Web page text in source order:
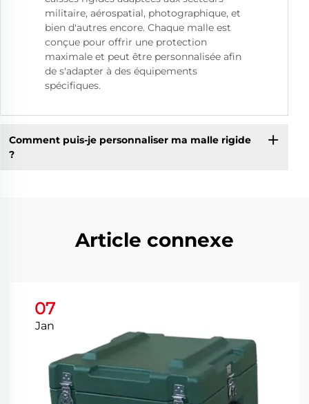
militaire, aérospatial, photographique, et
bien d'autres encore. Chaque malle est
conçue pour offrir une protection
maximale et peut être personnalisée afin
de s'adapter à des équipements
spécifiques.
Comment puis-je personnaliser ma malle rigide
?
Article connexe
07
Jan